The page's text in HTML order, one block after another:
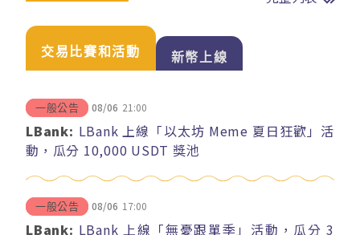
交易比賽和活動 新幣上線
一般公告 08/06 21:00
LBank: LBank 上線「以太坊 Meme 夏日狂歡」活
動，瓜分 10,000 USDT 獎池
一般公告 08/06 17:00
LBank: LBank 上線「無憂跟單季」活動，瓜分 3